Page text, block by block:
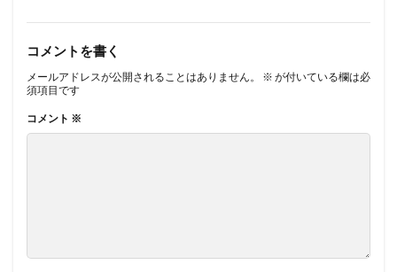
コメントを書く
メールアドレスが公開されることはありません。 ※ が付いている欄は必
須項目です
コメント ※